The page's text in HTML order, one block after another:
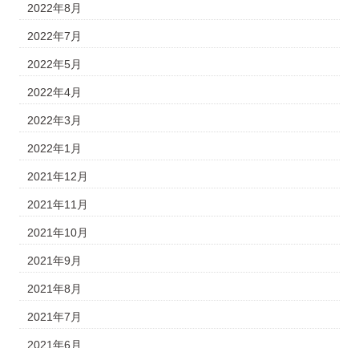
2022年8月
2022年7月
2022年5月
2022年4月
2022年3月
2022年1月
2021年12月
2021年11月
2021年10月
2021年9月
2021年8月
2021年7月
2021年6月